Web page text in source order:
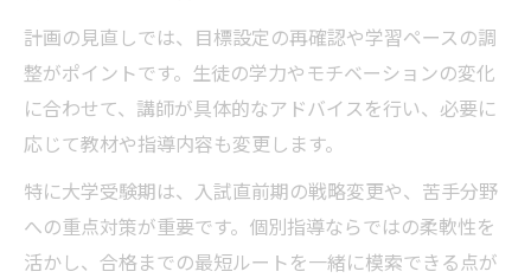
計画の見直しでは、目標設定の再確認や学習ペースの調
整がポイントです。生徒の学力やモチベーションの変化
に合わせて、講師が具体的なアドバイスを行い、必要に
応じて教材や指導内容も変更します。
特に大学受験期は、入試直前期の戦略変更や、苦手分野
への重点対策が重要です。個別指導ならではの柔軟性を
活かし、合格までの最短ルートを一緒に模索できる点が